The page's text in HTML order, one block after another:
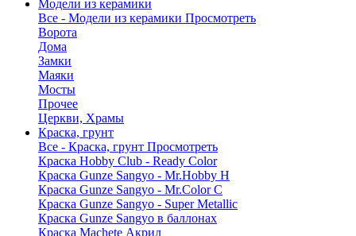
Модели из керамики
Все - Модели из керамики Просмотреть
Ворота
Дома
Замки
Маяки
Мосты
Прочее
Церкви, Храмы
Краска, грунт
Все - Краска, грунт Просмотреть
Краска Hobby Club - Ready Color
Краска Gunze Sangyo - Mr.Hobby H
Краска Gunze Sangyo - Mr.Color C
Краска Gunze Sangyo - Super Metallic
Краска Gunze Sangyo в баллонах
Краска Machete Акрил